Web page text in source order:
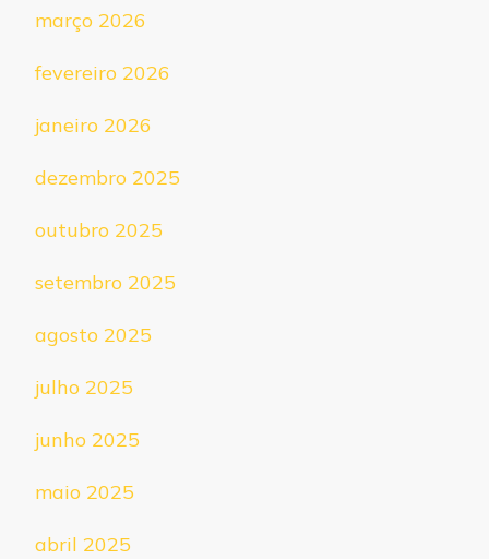
março 2026
fevereiro 2026
janeiro 2026
dezembro 2025
outubro 2025
setembro 2025
agosto 2025
julho 2025
junho 2025
maio 2025
abril 2025